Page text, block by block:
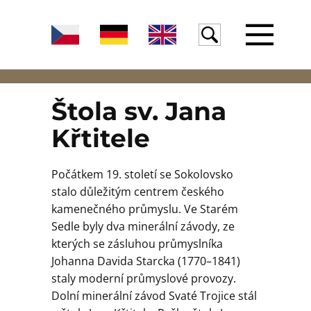
Štola sv. Jana
Křtitele
Počátkem 19. století se Sokolovsko
stalo důležitým centrem českého
kamenečného průmyslu. Ve Starém
Sedle byly dva minerální závody, ze
kterých se zásluhou průmyslníka
Johanna Davida Starcka (1770–1841)
staly moderní průmyslové provozy.
Dolní minerální závod Svaté Trojice stál